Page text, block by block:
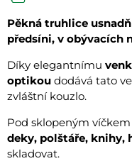
Pěkná truhlice
předsíni, v obývacích
Díky elegantnímu
optikou dodává tato
zvláštní kouzlo.
Pod sklopeným
deky, polštáře, knihy,
skladovat.